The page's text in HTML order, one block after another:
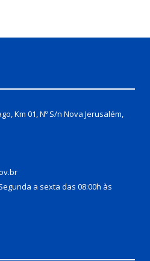
Km 01, Nº S/n Nova Jerusalém,
a sexta das 08:00h às